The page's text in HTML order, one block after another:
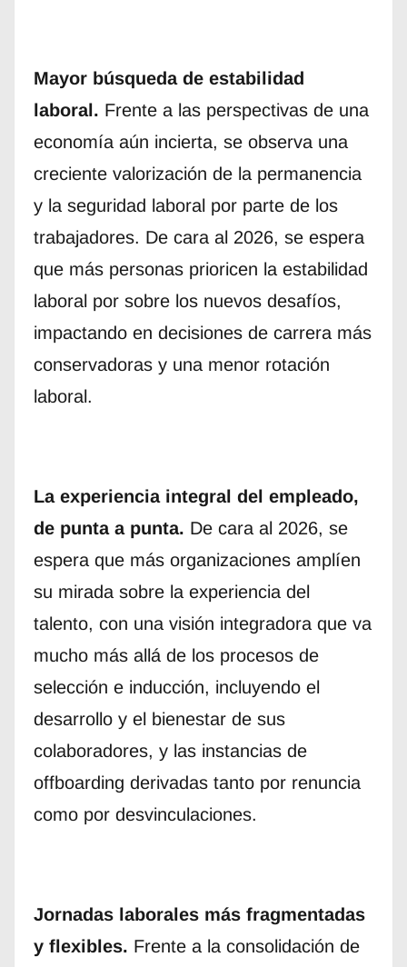
Mayor búsqueda de estabilidad
laboral. Frente a las perspectivas de una
economía aún incierta, se observa una
creciente valorización de la permanencia
y la seguridad laboral por parte de los
trabajadores. De cara al 2026, se espera
que más personas prioricen la estabilidad
laboral por sobre los nuevos desafíos,
impactando en decisiones de carrera más
conservadoras y una menor rotación
laboral.
La experiencia integral del empleado,
de punta a punta. De cara al 2026, se
espera que más organizaciones amplíen
su mirada sobre la experiencia del
talento, con una visión integradora que va
mucho más allá de los procesos de
selección e inducción, incluyendo el
desarrollo y el bienestar de sus
colaboradores, y las instancias de
offboarding derivadas tanto por renuncia
como por desvinculaciones.
Jornadas laborales más fragmentadas
y flexibles. Frente a la consolidación de